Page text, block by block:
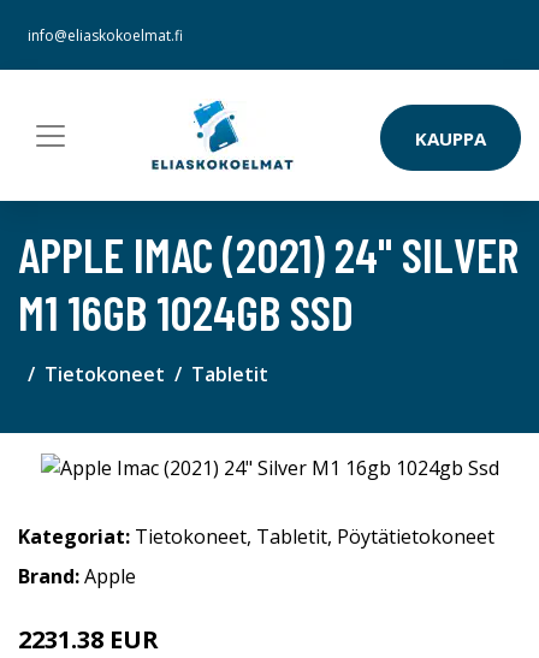
info@eliaskokoelmat.fi
KAUPPA
APPLE IMAC (2021) 24" SILVER
M1 16GB 1024GB SSD
Tietokoneet Tabletit
Kategoriat: Tietokoneet, Tabletit, Pöytätietokoneet
Brand:Apple
2231.38 EUR